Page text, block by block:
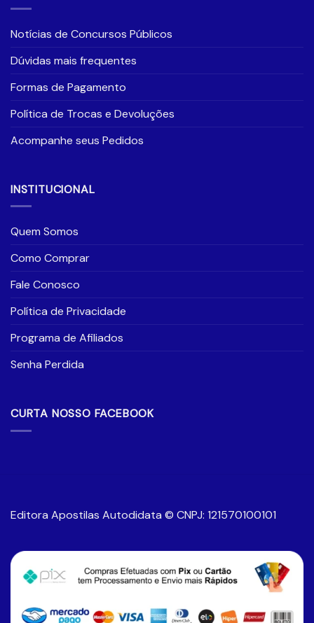
Notícias de Concursos Públicos
Dúvidas mais frequentes
Formas de Pagamento
Política de Trocas e Devoluções
Acompanhe seus Pedidos
INSTITUCIONAL
Quem Somos
Como Comprar
Fale Conosco
Política de Privacidade
Programa de Afiliados
Senha Perdida
CURTA NOSSO FACEBOOK
Editora Apostilas Autodidata © CNPJ: 121570100101